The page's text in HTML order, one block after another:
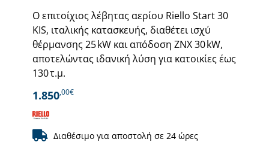
Ο επιτοίχιος λέβητας αερίου Riello Start 30
KIS, ιταλικής κατασκευής, διαθέτει ισχύ
θέρμανσης 25 kW και απόδοση ZNX 30 kW,
αποτελώντας ιδανική λύση για κατοικίες έως
130 τ.μ.
1.850,00€
Διαθέσιμο για αποστολή σε 24 ώρες